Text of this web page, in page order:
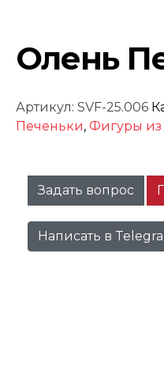
Олень
Артикул:SVF-25.006
Печеньки,Фигуры из
Задать вопрос
Написать в